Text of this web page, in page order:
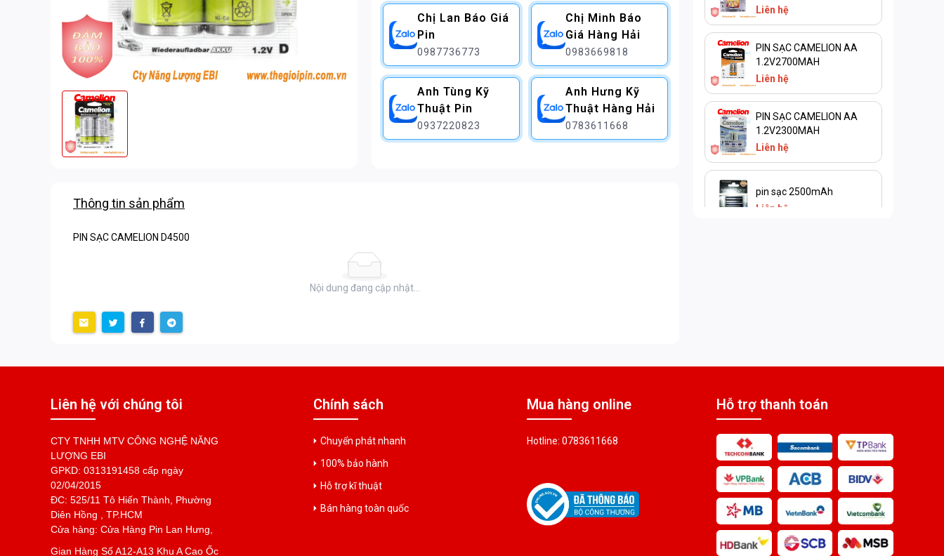
Chị Lan Báo Giá
Pin
0987736773
Chị Minh Báo
Giá Hàng Hải
0983669818
Anh Tùng Kỹ
Thuật Pin
0937220823
Anh Hưng Kỹ
Thuật Hàng Hải
0783611668
Thông tin sản phẩm
PIN SẠC CAMELION D4500
Nội dung đang cập nhật...
Liên hệ
PIN SẠC CAMELION AA
1.2V2700MAH
Liên hệ
PIN SẠC CAMELION AA
1.2V2300MAH
Liên hệ
pin sạc 2500mAh
Liên hệ
Liên hệ với chúng tôi
CTY TNHH MTV CÔNG NGHỆ NĂNG
LƯỢNG EBI
GPKD: 0313191458 cấp ngày
02/04/2015
ĐC: 525/11 Tô Hiến Thành, Phường
Diên Hồng , TP.HCM
Cửa hàng: Cửa Hàng Pin Lan Hưng,
Gian Hàng Số A12-A13 Khu A Cao Ốc
Chính sách
Chuyển phát nhanh
100% bảo hành
Hỗ trợ kĩ thuật
Bán hàng toàn quốc
Mua hàng online
Hotline: 0783611668
Hỗ trợ thanh toán